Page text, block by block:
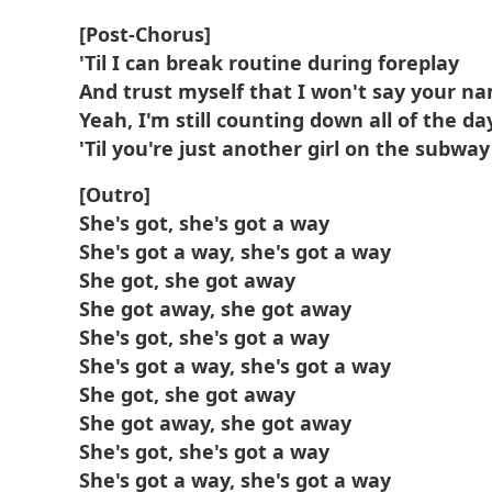
[Post-Chorus]
'Til I can break routine during foreplay
And trust myself that I won't say your
Yeah, I'm still counting down all of the
'Til you're just another girl on the subway
[Outro]
She's got, she's got a way
She's got a way, she's got a way
She got, she got away
She got away, she got away
She's got, she's got a way
She's got a way, she's got a way
She got, she got away
She got away, she got away
She's got, she's got a way
She's got a way, she's got a way